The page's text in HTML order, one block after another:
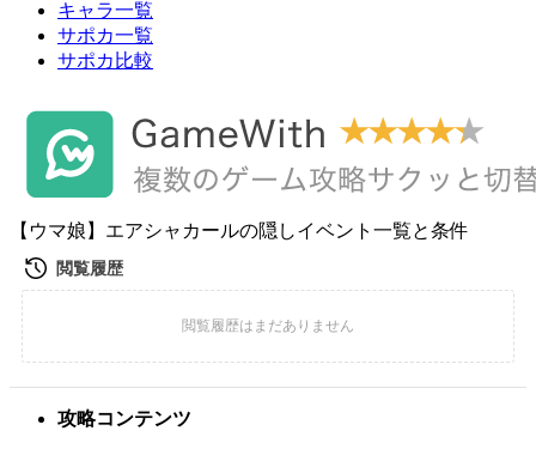
キャラ一覧
サポカ一覧
サポカ比較
【ウマ娘】エアシャカールの隠しイベント一覧と条件
攻略コンテンツ